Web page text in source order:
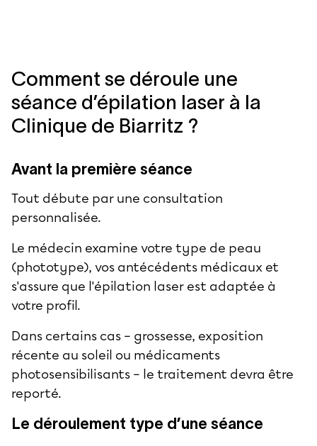
Comment se déroule une
séance d’épilation laser à la
Clinique de Biarritz ?
Avant la première séance
Tout débute par une consultation
personnalisée.
Le médecin examine votre type de peau
(phototype), vos antécédents médicaux et
s'assure que l'épilation laser est adaptée à
votre profil.
Dans certains cas – grossesse, exposition
récente au soleil ou médicaments
photosensibilisants – le traitement devra être
reporté.
Le déroulement type d’une séance